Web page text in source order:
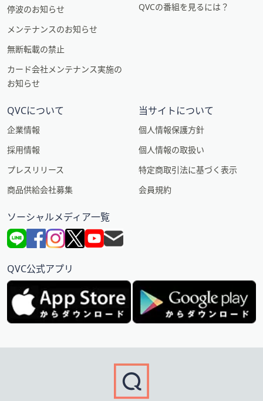
停波のお知らせ
メンテナンスのお知らせ
無断転載の禁止
カード会社メンテナンス実施の
お知らせ
QVCの番組を見るには？
QVCについて
企業情報
採用情報
プレスリリース
商品供給会社募集
当サイトについて
個人情報保護方針
個人情報の取扱い
特定商取引法に基づく表示
会員規約
ソーシャルメディア一覧
QVC公式アプリ